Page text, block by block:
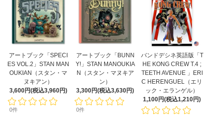
アートブック「SPECI
ES VOL.2」STAN MAN
OUKIAN（スタン・マ
ヌキアン）
3,600円(税込3,960円)
0件
アートブック「BUNN
Y!」STAN MANOUKIA
N（スタン・マヌキア
ン）
3,300円(税込3,630円)
0件
バンドデシネ英語版「T
HE KONG CREW T.4 ;
TEETH AVENUE 」ERI
C HERENGUEL（エリ
ック・エランゲル）
1,100円(税込1,210円)